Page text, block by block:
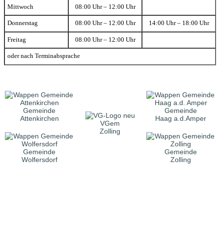
Mittwoch 08:00 Uhr – 12:00 Uhr
Donnerstag 08:00 Uhr – 12:00 Uhr 14:00 Uhr – 18:00 Uhr
Freitag 08:00 Uhr – 12:00 Uhr
oder nach Terminabsprache
Gemeinde
Attenkirchen
VGem
Zolling
Gemeinde
Haag a.d.Amper
Gemeinde
Wolfersdorf
Gemeinde
Zolling